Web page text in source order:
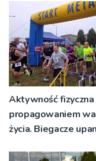
Aktywność fizyczna
propagowaniem
życia. Biegacze